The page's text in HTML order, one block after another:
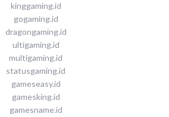
kinggaming.id
gogaming.id
dragongaming.id
ultigaming.id
multigaming.id
statusgaming.id
gameseasy.id
gamesking.id
gamesname.id